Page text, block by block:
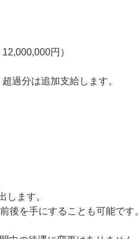
円）
過分は追加支給します。
します。
後を手にすることも可能です。